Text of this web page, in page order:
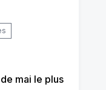
mai le plus